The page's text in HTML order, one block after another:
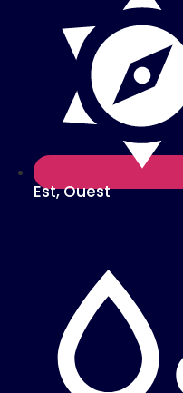
Est, Ouest